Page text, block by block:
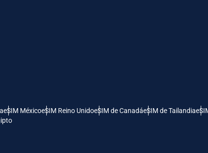
eSIM MéxicoeSIM Reino UnidoeSIM de CanadáeSIM de Tailandia